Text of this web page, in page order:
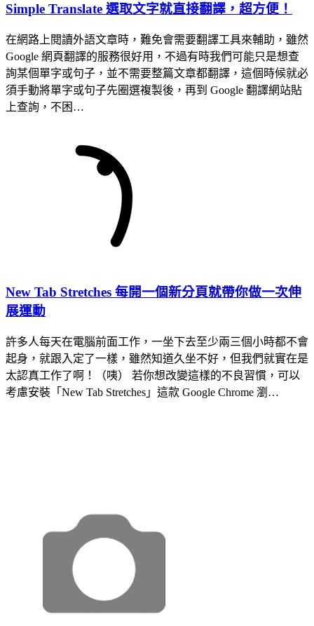
Simple Translate 選取文字就直接翻譯，超方便！
在網路上閱讀外語文章時，難免會需要翻譯工具來輔助，雖然
Google 網頁翻譯的服務很好用，不過有時我們可能只是想查
詢某個單字或句子，並不需要整篇文章都翻譯，這個時候就必
須手動將單字或句子先圈選複製後，再到 Google 翻譯網站貼
上查詢，不困…
New Tab Stretches 每開一個新分頁就帶你做一次伸
展運動
許多人每天在電腦前面工作，一坐下去至少兩三個小時都不會
起身，就跟入定了一樣，雖然知道久坐不好，但我們就實在是
太認真工作了啊！（咦） 若你想改變這樣的不良習慣，可以
考慮安裝「New Tab Stretches」這款 Google Chrome 瀏…